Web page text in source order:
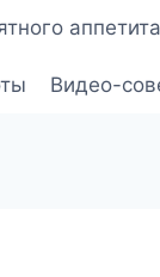
аппетита
Видео-